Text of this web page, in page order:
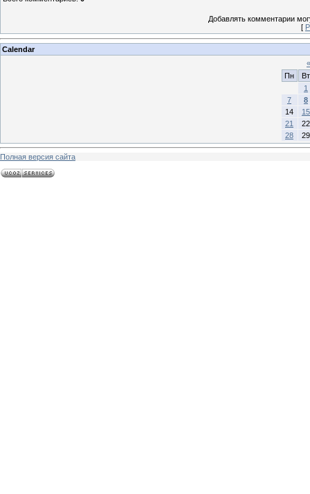
Добавлять комментарии
[
Calendar
«
Пн
Вт
1
7
8
14
15
21
22
28
29
Полная версия сайта